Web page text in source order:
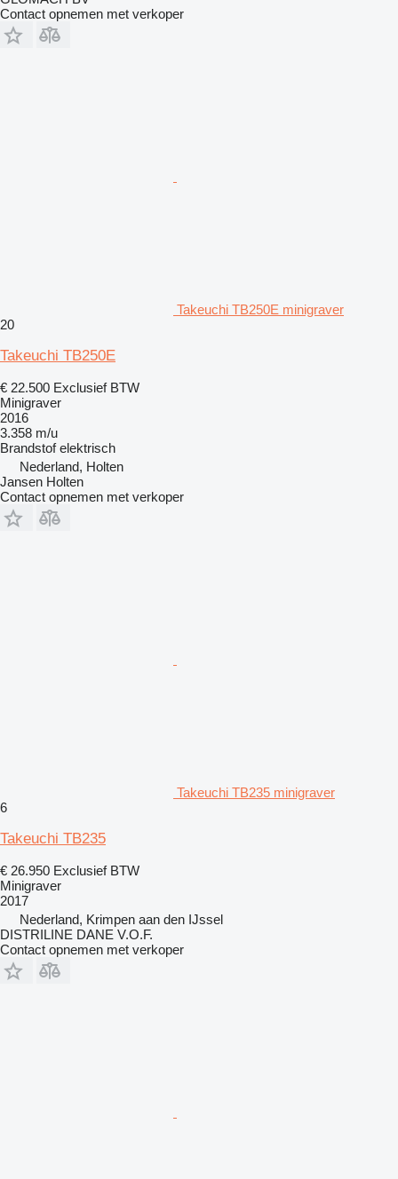
Contact opnemen met verkoper
Takeuchi TB250E minigraver
20
Takeuchi TB250E
€ 22.500 Exclusief BTW
Minigraver
2016
3.358 m/u
Brandstof elektrisch
Nederland, Holten
Jansen Holten
Contact opnemen met verkoper
Takeuchi TB235 minigraver
6
Takeuchi TB235
€ 26.950 Exclusief BTW
Minigraver
2017
Nederland, Krimpen aan den IJssel
DISTRILINE DANE V.O.F.
Contact opnemen met verkoper